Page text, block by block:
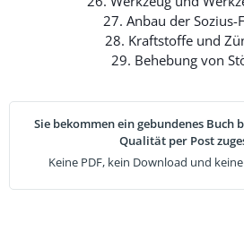
27. Anbau der Sozius-
28. Kraftstoffe und
29. Behebung von
Sie bekommen ein gebundenes Buch
Qualität per Post
Keine PDF, kein Download und